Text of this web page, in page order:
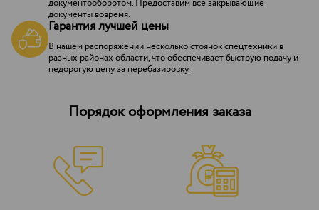
документооборотом. Предоставим все закрывающие
документы вовремя.
Гарантия лучшей цены
В нашем распоряжении несколько стоянок спецтехники в
разных районах области, что обеспечивает быструю подачу и
недорогую цену за перебазировку.
Порядок оформления заказа